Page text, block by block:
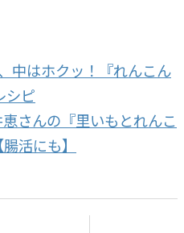
中はホクッ！『れんこん
シピ
さんの『里いもとれんこ
活にも】